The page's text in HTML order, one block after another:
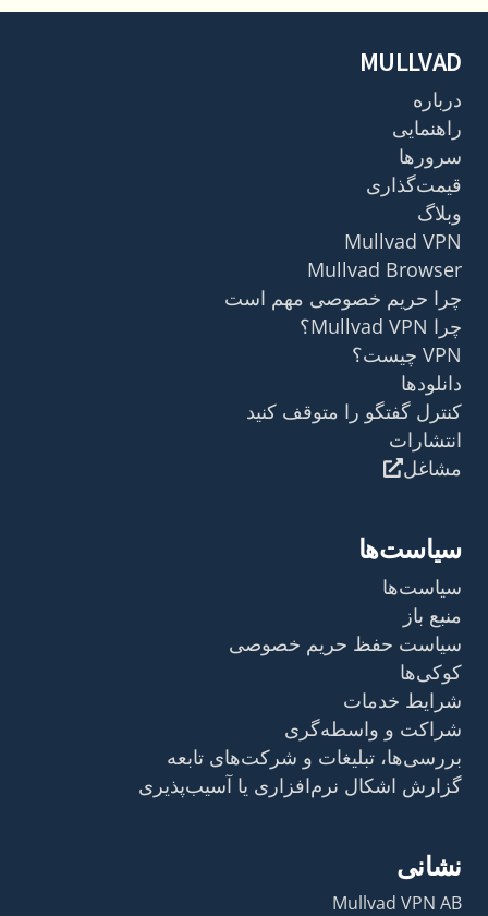
MULLVAD
درباره
راهنمایی
سرورها
قیمت‌گذاری
وبلاگ
Mullvad VPN
Mullvad Browser
چرا حریم خصوصی مهم است
چرا Mullvad VPN؟
VPN چیست؟
دانلودها
کنترل گفتگو را متوقف کنید
انتشارات
مشاغل
سیاست‌ها
سیاست‌ها
منبع باز
سیاست حفظ حریم خصوصی
کوکی‌ها
شرایط خدمات
شراکت و واسطه‌گری
بررسی‌ها، تبلیغات و شرکت‌های تابعه
گزارش اشکال نرم‌افزاری یا آسیب‌پذیری
نشانی
Mullvad VPN AB